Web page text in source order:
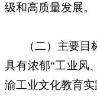
级和高质量发展。
（二）主要
具有浓郁“工业风
渝工业文化教育